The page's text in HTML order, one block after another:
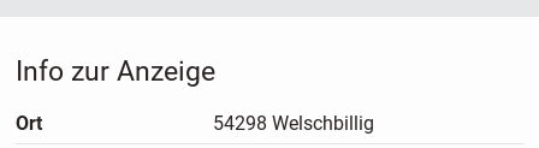
Blower-Door-Test und Endkontrolle durch einen
unabhängigen Baugutachter
Bauherrenhaftpflicht- und Bauleistungsversicherung
Vom Wirtschaftsprüfer verwaltetes Baugeldkonto
Info zur Anzeige
Ort
54298 Welschbillig